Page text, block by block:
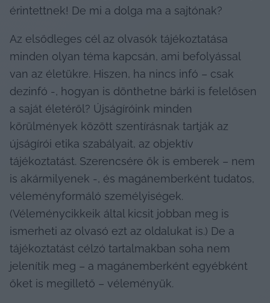
érintettnek! De mi a dolga ma a sajtónak?
Az elsődleges cél az olvasók tájékoztatása
minden olyan téma kapcsán, ami befolyással
van az életükre. Hiszen, ha nincs infó – csak
dezinfó -, hogyan is dönthetne bárki is felelősen
a saját életéről? Újságíróink minden
körülmények között szentírásnak tartják az
újságírói etika szabályait, az objektív
tájékoztatást. Szerencsére ők is emberek – nem
is akármilyenek -, és magánemberként tudatos,
véleményformáló személyiségek.
(Véleménycikkeik által kicsit jobban meg is
ismerheti az olvasó ezt az oldalukat is.) De a
tájékoztatást célzó tartalmakban soha nem
jelenítik meg – a magánemberként egyébként
őket is megillető – véleményük.